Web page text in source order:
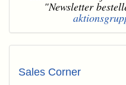
"Newsletter
Sales Corner